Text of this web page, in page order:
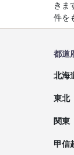
きま
件を
都道
北海
東北
関東
甲信